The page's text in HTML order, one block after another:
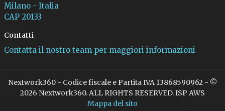
Milano - Italia
CAP 20133
Contatti
Contatta il nostro team per maggiori informazioni
Nextwork360 - Codice fiscale e Partita IVA 13868590962 - ©
2026 Nextwork360. ALL RIGHTS RESERVED. ISP AWS
Mappa del sito